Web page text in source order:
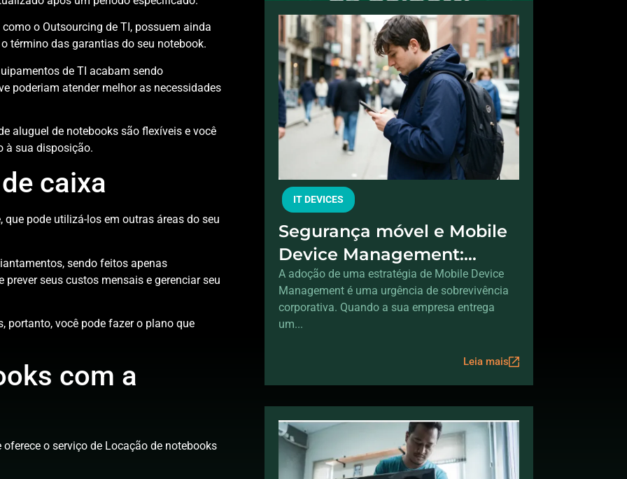
o Outsourcing de TI, possuem ainda
término das garantias do seu notebook.
de TI acabam sendo
poderiam atender melhor as necessidades
aluguel de notebooks são flexíveis e você
à sua disposição.
caixa
pode utilizá-los em outras áreas do seu
sendo feitos apenas
seus custos mensais e gerenciar seu
portanto, você pode fazer o plano que
com a
o serviço de Locação de notebooks
IT DEVICES
Segurança móvel e Mobile
Device Management:
protegendo dados fora do
escritório
A adoção de uma estratégia de Mobile Device
Management é uma urgência de sobrevivência
corporativa. Quando a sua empresa entrega
um...
Leia mais